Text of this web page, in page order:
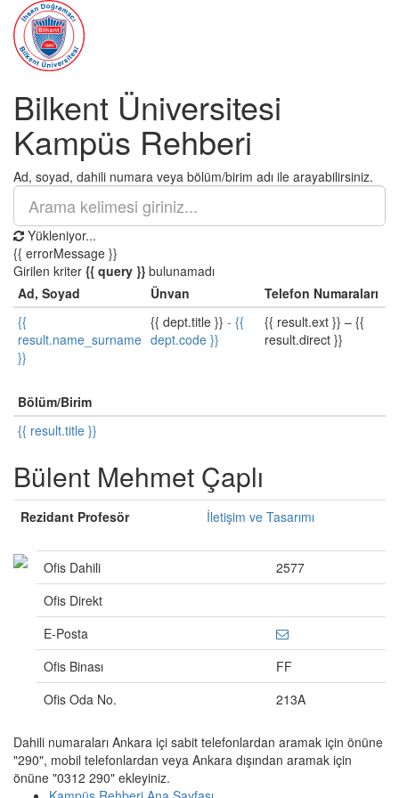
Bilkent Üniversitesi
Kampüs Rehberi
Ad, soyad, dahili numara veya bölüm/birim adı ile arayabilirsiniz.
Yükleniyor...
{{ errorMessage }}
Girilen kriter {{ query }} bulunamadı
Ad, Soyad
Ünvan
Telefon Numaraları
{{
result.name_surname
}}
{{ dept.title }} - {{
dept.code }}
{{ result.ext }} – {{
result.direct }}
Bölüm/Birim
{{ result.title }}
Bülent Mehmet Çaplı
Rezidant Profesör İletişim ve Tasarımı
Ofis Dahili
2577
Ofis Direkt
E-Posta
Ofis Binası
FF
Ofis Oda No.
213A
Dahili numaraları Ankara içi sabit telefonlardan aramak için önüne
"290", mobil telefonlardan veya Ankara dışından aramak için
önüne "0312 290" ekleyiniz.